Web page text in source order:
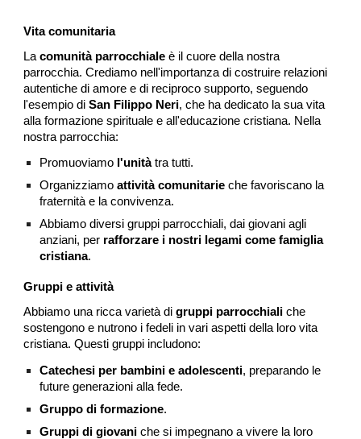
Vita comunitaria
Lacomunità parrocchiale è il cuore della nostra
parrocchia. Crediamo nell'importanza di costruire relazioni
autentiche di amore e di reciproco supporto, seguendo
l'esempio diSan Filippo Neri, che ha dedicato la sua vita
alla formazione spirituale e all'educazione cristiana. Nella
nostra parrocchia:
Promuoviamo l'unitàtra tutti.
Organizziamoattività comunitarie che favoriscano la
fraternità e la convivenza.
Abbiamo diversi gruppi parrocchiali, dai giovani agli
anziani, per rafforzare i nostri legami come famiglia
cristiana.
Gruppi e attività
Abbiamo una ricca varietà digruppi parrocchiali che
sostengono e nutrono i fedeli in vari aspetti della loro vita
cristiana. Questi gruppi includono:
Catechesi per bambini e adolescenti, preparando le
future generazioni alla fede.
Gruppo di formazione.
Gruppi di giovani che si impegnano a vivere la loro